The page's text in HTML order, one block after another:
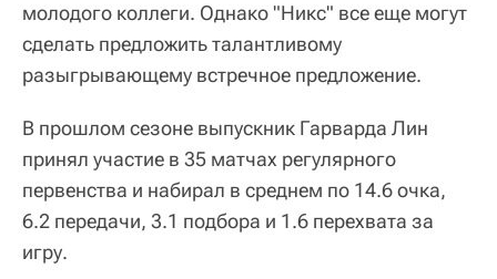
молодого коллеги. Однако "Никс" все еще могут
сделать предложить талантливому
разыгрывающему встречное предложение.
В прошлом сезоне выпускник Гарварда Лин
принял участие в 35 матчах регулярного
первенства и набирал в среднем по 14.6 очка,
6.2 передачи, 3.1 подбора и 1.6 перехвата за
игру.